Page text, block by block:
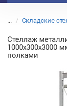
... Складские
Стеллаж
1000х300х3000
полками